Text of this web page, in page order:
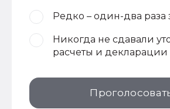
Редко – один-два раза
Никогда не сдавали
расчеты и декларации